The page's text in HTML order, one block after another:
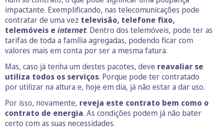
impactante. Exemplificando, nas telecomunicações pode
contratar de uma vez televisão, telefone fixo,
telemóveis e internet. Dentro dos telemóveis, pode ter as
tarifas de toda a família agregadas, podendo ficar com
valores mais em conta por ser a mesma fatura.
Mas, caso já tenha um destes pacotes, deve reavaliar se
utiliza todos os serviços. Porque pode ter contratado
por utilizar na altura e, hoje em dia, já não estar a dar uso.
Por isso, novamente, reveja este contrato bem como o
contrato de energia. As condições podem já não bater
certo com as suas necessidades.